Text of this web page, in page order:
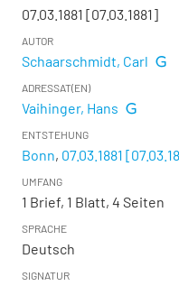
07.03.1881 [07.03.1881]
AUTOR
Schaarschmidt, Carl
ADRESSAT(EN)
Vaihinger, Hans
ENTSTEHUNG
Bonn, 07.03.1881
UMFANG
1 Brief, 1 Blatt, 4 Seiten
SPRACHE
Deutsch
SIGNATUR